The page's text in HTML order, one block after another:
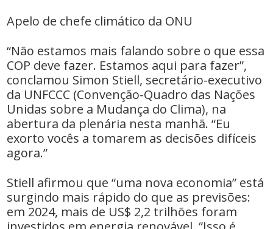
Apelo de chefe climático da ONU
“Não estamos mais falando sobre o que essa
COP deve fazer. Estamos aqui para fazer”,
conclamou Simon Stiell, secretário-executivo
da UNFCCC (Convenção-Quadro das Nações
Unidas sobre a Mudança do Clima), na
abertura da plenária nesta manhã. “Eu
exorto vocês a tomarem as decisões difíceis
agora.”
Stiell afirmou que “uma nova economia” está
surgindo mais rápido do que as previsões:
em 2024, mais de US$ 2,2 trilhões foram